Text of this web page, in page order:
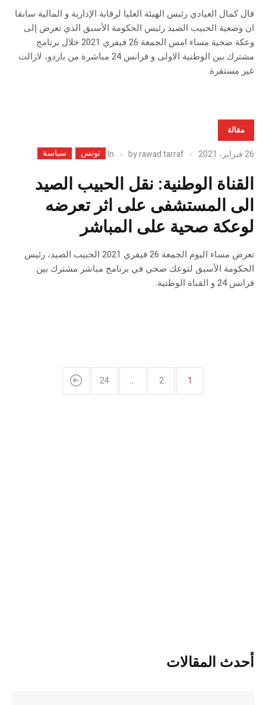
قال كمال العيادي رئيس الهيئة العليا لرقابة الإدارية و المالية سابقا
ان وضعية الحبيب الصيد رئيس الحكومة الأسبق الذي تعرض إلى
وعكة صحية مساء امس الجمعة 26 فيفري 2021 خلال برنامج
مشترك بين الوطنية الاولى و فرانس 24 مباشرة من باردو، لازالت
غير مستقرة.
مقالة
26 فبراير، 2021 byrawad tarraf
In تونس سياسة
القناة الوطنية: نقل الحبيب الصيد
الى المستشفى على اثر تعرضه
لوعكة صحية على المباشر
تعرض مساء اليوم الجمعة 26 فيفري 2021 الحبيب الصيد، رئيس
الحكومة الأسبق لتوعك صحي في برنامج مباشر مشترك بين
فرانس 24 و القناة الوطنية.
1
2
…
24
أحدث المقالات